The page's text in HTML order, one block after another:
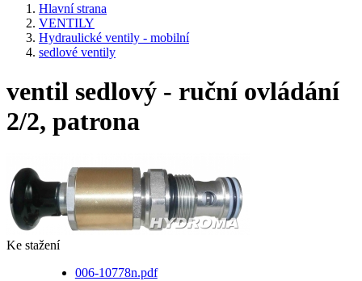
Hlavní strana
VENTILY
Hydraulické ventily - mobilní
sedlové ventily
ventil sedlový - ruční ovládání
2/2, patrona
Ke stažení
006-10778n.pdf